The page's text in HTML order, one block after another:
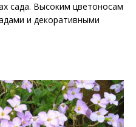
сада. Высоким цветоносам
и декоративными